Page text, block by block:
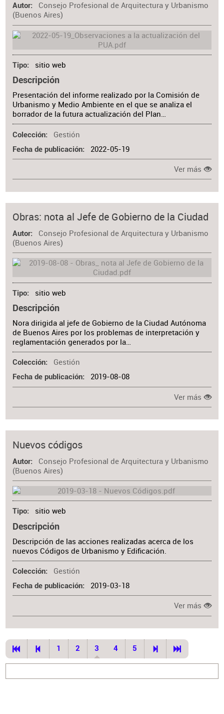
Autor
Consejo Profesional de Arquitectura y Urbanismo
(Buenos Aires)
Tipo sitio web
Descripción
Presentación del informe realizado por la Comisión de
Urbanismo y Medio Ambiente en el que se analiza el
borrador de la futura actualización del Plan…
Colección Gestión
Fecha de publicación 2022-05-19
Ver más
Obras: nota al Jefe de Gobierno de la Ciudad
Autor
Consejo Profesional de Arquitectura y Urbanismo
(Buenos Aires)
Tipo sitio web
Descripción
Nora dirigida al jefe de Gobierno de la Ciudad Autónoma
de Buenos Aires por los problemas de interpretación y
reglamentación generados por la…
Colección Gestión
Fecha de publicación 2019-08-08
Ver más
Nuevos códigos
Autor
Consejo Profesional de Arquitectura y Urbanismo
(Buenos Aires)
Tipo sitio web
Descripción
Descripción de las acciones realizadas acerca de los
nuevos Códigos de Urbanismo y Edificación.
Colección Gestión
Fecha de publicación 2019-03-18
Ver más
1 2 3 4 5